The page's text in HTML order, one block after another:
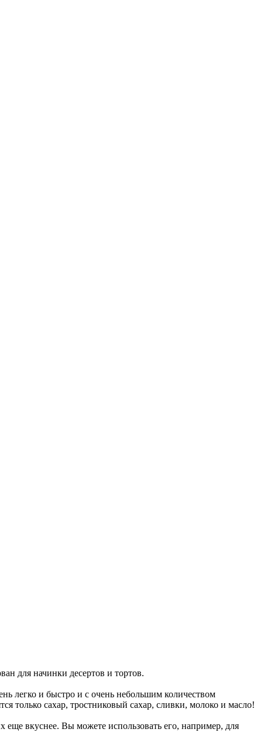
для начинки десертов и тортов.
легко и быстро и с очень небольшим количеством
только сахар, тростниковый сахар, сливки, молоко и масло!
еще вкуснее. Вы можете использовать его, например, для